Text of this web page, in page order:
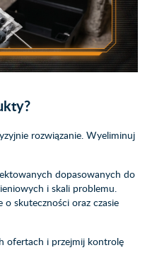
rozwiązanie. Wyeliminuj
dopasowanych do
i skali problemu.
skuteczności oraz czasie
ofertach i przejmij kontrolę